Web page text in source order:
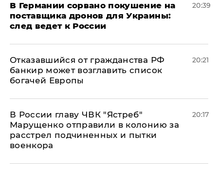
​В Германии сорвано покушение на
поставщика дронов для Украины:
след ведет к России
20:39
Отказавшийся от гражданства РФ
банкир может возглавить список
богачей Европы
20:21
В России главу ЧВК "Ястреб"
Марущенко отправили в колонию за
расстрел подчиненных и пытки
военкора
20:17